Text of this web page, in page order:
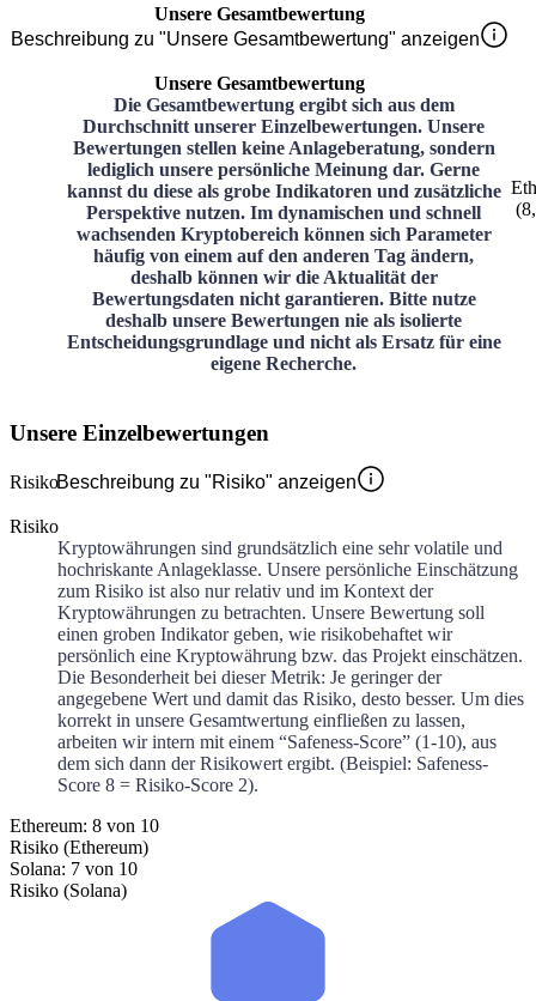
Unsere Gesamtbewertung
Beschreibung zu "Unsere Gesamtbewertung" anzeigen
Unsere Gesamtbewertung
Die Gesamtbewertung ergibt sich aus dem
Durchschnitt unserer Einzelbewertungen. Unsere
Bewertungen stellen keine Anlageberatung, sondern
lediglich unsere persönliche Meinung dar. Gerne
kannst du diese als grobe Indikatoren und zusätzliche
Perspektive nutzen. Im dynamischen und schnell
wachsenden Kryptobereich können sich Parameter
häufig von einem auf den anderen Tag ändern,
deshalb können wir die Aktualität der
Bewertungsdaten nicht garantieren. Bitte nutze
deshalb unsere Bewertungen nie als isolierte
Entscheidungsgrundlage und nicht als Ersatz für eine
eigene Recherche.
(
Unsere Einzelbewertungen
RisikoBeschreibung zu "Risiko" anzeigen
Risiko
Kryptowährungen sind grundsätzlich eine sehr volatile und
hochriskante Anlageklasse. Unsere persönliche Einschätzung
zum Risiko ist also nur relativ und im Kontext der
Kryptowährungen zu betrachten. Unsere Bewertung soll
einen groben Indikator geben, wie risikobehaftet wir
persönlich eine Kryptowährung bzw. das Projekt einschätzen.
Die Besonderheit bei dieser Metrik: Je geringer der
angegebene Wert und damit das Risiko, desto besser. Um dies
korrekt in unsere Gesamtwertung einfließen zu lassen,
arbeiten wir intern mit einem “Safeness-Score” (1-10), aus
dem sich dann der Risikowert ergibt. (Beispiel: Safeness-
Score 8 = Risiko-Score 2).
Ethereum: 8 von 10
Risiko (Ethereum)
Solana: 7 von 10
Risiko (Solana)